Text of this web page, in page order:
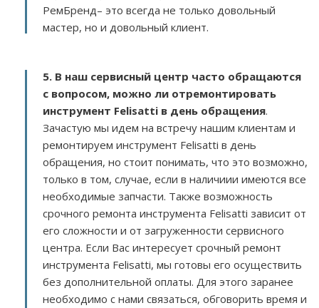
РемБренд– это всегда не только довольный
мастер, но и довольный клиент.
5. В наш сервисный центр часто обращаются
с вопросом, можно ли отремонтировать
инструмент Felisatti в день обращения.
Зачастую мы идем на встречу нашим клиентам и
ремонтируем инструмент Felisatti в день
обращения, но стоит понимать, что это возможно,
только в том, случае, если в наличиии имеются все
необходимые запчасти. Также возможность
срочного ремонта инструмента Felisatti зависит от
его сложности и от загруженности сервисного
центра. Если Вас интересует срочный ремонт
инструмента Felisatti, мы готовы его осуществить
без дополнительной оплаты. Для этого заранее
необходимо с нами связаться, обговорить время и